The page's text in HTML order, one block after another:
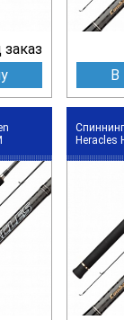
заказ
В
Heracles